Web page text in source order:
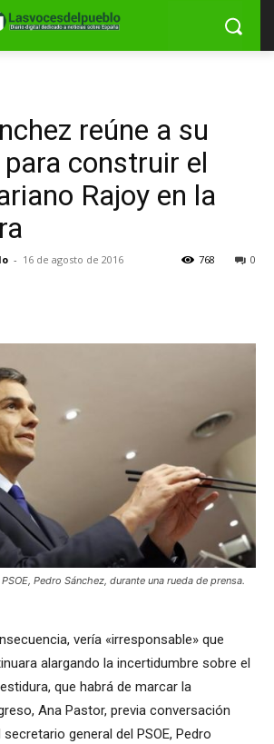
reúne a su
construir el
Rajoy en la
- 16 de agosto de 2016 0
768
Pedro Sánchez, durante una rueda de prensa.
vería «irresponsable» que
alargando la incertidumbre sobre el
que habrá de marcar la
Ana Pastor, previa conversación
general del PSOE, Pedro